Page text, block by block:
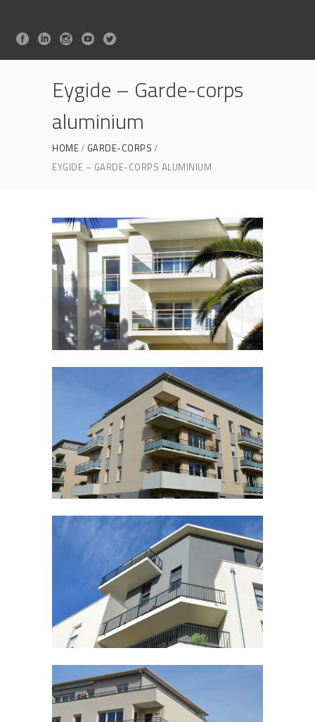
Eygide – Garde-corps
aluminium
HOME
GARDE-CORPS
EYGIDE – GARDE-CORPS ALUMINIUM